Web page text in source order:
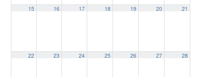
15 16 17 18 19 20 21
22 23 24 25 26 27 28